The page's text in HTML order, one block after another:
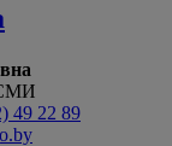
СМИ
49 22 89